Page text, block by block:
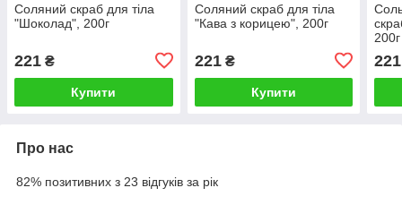
Соляний скраб для тіла
"Шоколад", 200г
221 ₴
Купити
Соляний скраб для тіла
"Кава з корицею", 200г
221₴
Купити
200г
221
Про нас
82% позитивних з 23 відгуків за рік